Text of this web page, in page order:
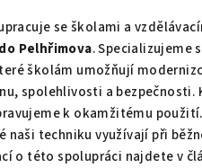
se školami a
Pelhřimova. Specializujeme
školám umožňují
spolehlivosti a bezpečnosti.
k okamžitému
naši techniku využívají při
o této spolupráci najdete v